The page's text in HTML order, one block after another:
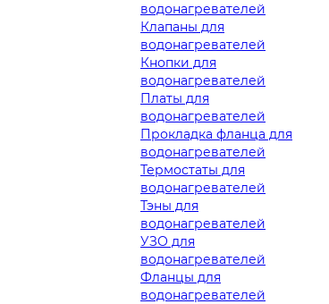
водонагревателей
Клапаны для
водонагревателей
Кнопки для
водонагревателей
Платы для
водонагревателей
Прокладка фланца для
водонагревателей
Термостаты для
водонагревателей
Тэны для
водонагревателей
УЗО для
водонагревателей
Фланцы для
водонагревателей